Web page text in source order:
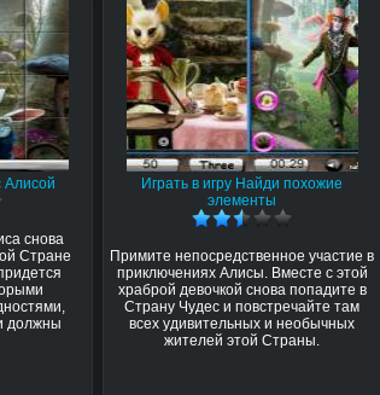
Алисой
снова
Стране
должны
Играть в игру Найди похожие
элементы
Примите непосредственное участие в
приключениях Алисы. Вместе с этой
храброй девочкой снова попадите в
Страну Чудес и повстречайте там
всех удивительных и необычных
жителей этой Страны.